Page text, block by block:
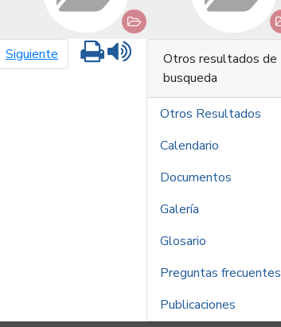
Siguiente página siguiente
Imprimir
Otros resultados de
busqueda
Otros Resultados
Calendario
Documentos
Galería
Glosario
Preguntas frecuentes
Publicaciones